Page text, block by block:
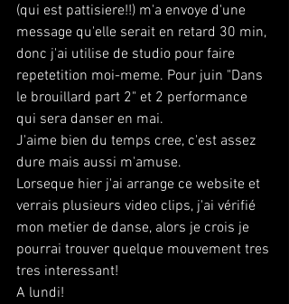
(qui est pattisiere!!) m'a envoye d'une
message qu'elle serait en retard 30 min,
donc j'ai utilise de studio pour faire
repetetition moi-meme. Pour juin "Dans
le brouillard part 2" et 2 performance
qui sera danser en mai.
J'aime bien du temps cree, c'est assez
dure mais aussi m'amuse.
Lorseque hier j'ai arrange ce website et
verrais plusieurs video clips, j'ai vérifié
mon metier de danse, alors je crois je
pourrai trouver quelque mouvement tres
tres interessant!
A lundi!